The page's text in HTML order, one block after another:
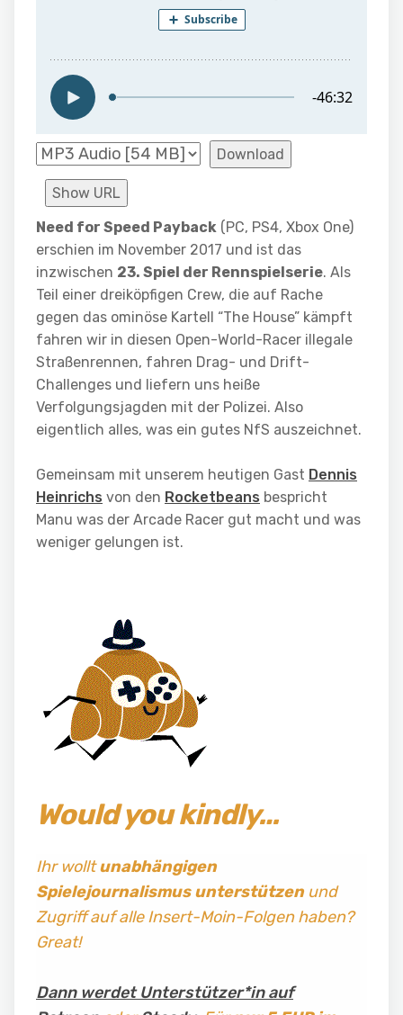
Download
Show URL
Need for Speed Payback (PC, PS4, Xbox One)
erschien im November 2017 und ist das
inzwischen 23. Spiel der Rennspielserie. Als
Teil einer dreiköpfigen Crew, die auf Rache
gegen das ominöse Kartell “The House” kämpft
fahren wir in diesen Open-World-Racer illegale
Straßenrennen, fahren Drag- und Drift-
Challenges und liefern uns heiße
Verfolgungsjagden mit der Polizei. Also
eigentlich alles, was ein gutes NfS auszeichnet.
Gemeinsam mit unserem heutigen Gast Dennis
Heinrichs von den Rocketbeans bespricht
Manu was der Arcade Racer gut macht und was
weniger gelungen ist.
Would you kindly…
Ihr wolltunabhängigen
Spielejournalismus unterstützenund
Zugriff auf alle Insert-Moin-Folgen haben?
Great!
Dann werdet Unterstützer*in auf